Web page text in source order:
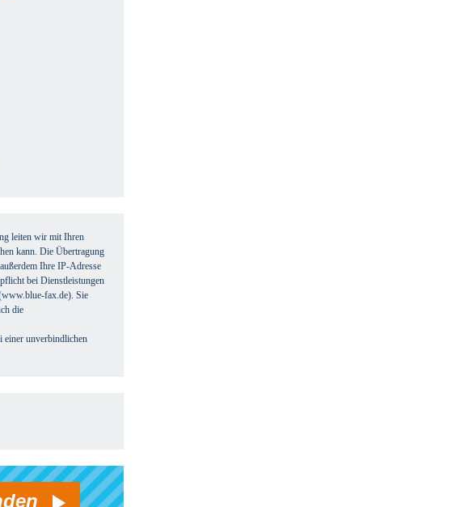
leiten wir mit Ihren
kann. Die Übertragung
Ihre IP-Adresse
bei Dienstleistungen
fax.de). Sie
die
einer unverbindlichen